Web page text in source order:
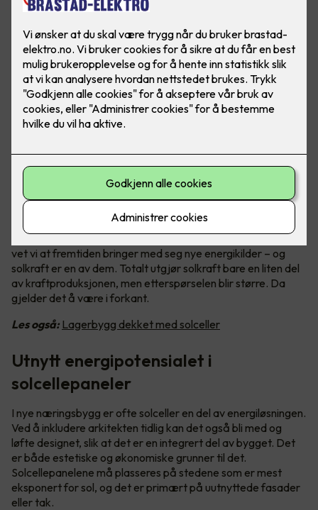
næringsbygg, kan bedriften din bli helt eller delvis
uavhengig av strømprodusenter!
Vær i forkant, det lønner seg
I Norge er vann vår hovedkilde til fornybar energi. Samtidig
vet vi at fremtiden bringer med seg nye energikilder – og
solkraft er en av dem. Totalt utgjør solkraft bare en liten del
av kraftproduksjonen, men etterspørselen blir større. Da
gjelder det å være i forkant.
Les også: Lagerbygg dekket med solceller
Utnytt energipotensialet i
solcellepaneler
I nye næringsbygg er ofte solceller en del av energiløsningen.
Ved å inkludere arkitekten tidlig kan det også bli med og
løfte designet, slik at det er en integrert del av bygget. Det
er både estetiske og økonomiske grunner til det.
Solcellepanelene må plasseres på stedene som er mest
eksponert for sol, og det er primært på uutnyttede fasader
eller tak.